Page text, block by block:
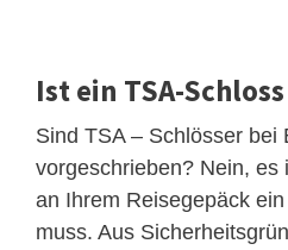
Ist ein TSA-
Sind TSA – Schlösser bei
vorgeschrieben? Nein, es
an Ihrem Reisegepäck
muss. Aus